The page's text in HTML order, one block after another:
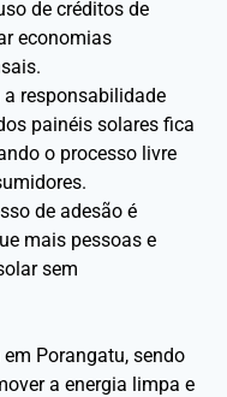
de créditos de
economias
a responsabilidade
painéis solares fica
o processo livre
de adesão é
mais pessoas e
sem
Porangatu, sendo
a energia limpa e